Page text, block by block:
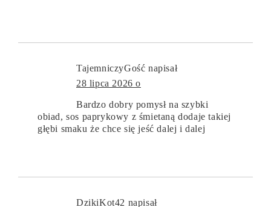
TajemniczyGość napisał
28 lipca 2026 o
Bardzo dobry pomysł na szybki
obiad, sos paprykowy z śmietaną dodaje takiej
głębi smaku że chce się jeść dalej i dalej
DzikiKot42 napisał